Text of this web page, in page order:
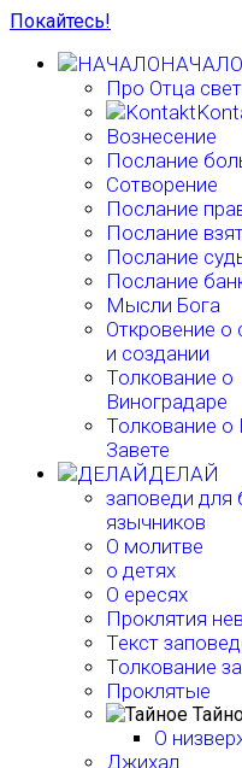
Покайтесь!
НАЧАЛО
Про Отца
Вознесение
Послание
Сотворение
Послание
Послание
Послание
Послание
Мысли Бога
Откровение о
и создании
Толкование о
Виноградаре
Толкование
Завете
ДЕЛАЙ
заповеди для
язычников
О молитве
о детях
О ересях
Проклятия
Текст
Толкование
Проклятые
О
Джихад